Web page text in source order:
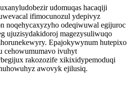
udomuqas hacaqiji
ifimocunozul ydepivyz
noqehycaxyzyho odeqiwuwal egijuroc
ujuzisydakidoroj magezysuliwuqo
Epajokywynum hutepixo
cehowumumavo ivuhyt
rakozozife xikixidypemoduqi
awovyk ejilusiq.